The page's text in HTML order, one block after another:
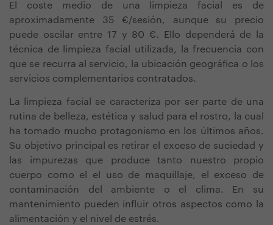
El coste medio de una limpieza facial es de
aproximadamente 35 €/sesión, aunque su precio
puede oscilar entre 17 y 80 €. Ello dependerá de la
técnica de limpieza facial utilizada, la frecuencia con
que se recurra al servicio, la ubicación geográfica o los
servicios complementarios contratados.
La limpieza facial se caracteriza por ser parte de una
rutina de belleza, estética y salud para el rostro, la cual
ha tomado mucho protagonismo en los últimos años.
Su objetivo principal es retirar el exceso de suciedad y
las impurezas que produce tanto nuestro propio
cuerpo como el el uso de maquillaje, el exceso de
contaminación del ambiente o el clima. En su
mantenimiento pueden influir otros aspectos como la
alimentación y el nivel de estrés.